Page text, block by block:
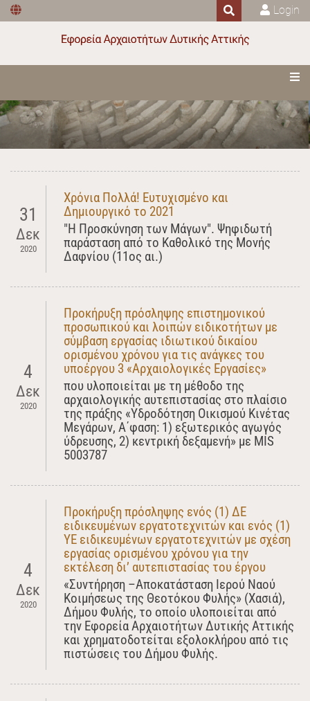
Login
31
Δεκ
2020
Χρόνια Πολλά! Ευτυχισμένο και
Δημιουργικό το 2021
"Η Προσκύνηση των Μάγων". Ψηφιδωτή
παράσταση από το Καθολικό της Μονής
Δαφνίου (11ος αι.)
4
Δεκ
2020
Προκήρυξη πρόσληψης επιστημονικού
προσωπικού και λοιπών ειδικοτήτων με
σύμβαση εργασίας ιδιωτικού δικαίου
ορισμένου χρόνου για τις ανάγκες του
υποέργου 3 «Αρχαιολογικές Εργασίες»
που υλοποιείται με τη μέθοδο της
αρχαιολογικής αυτεπιστασίας στο πλαίσιο
της πράξης «Υδροδότηση Οικισμού Κινέτας
Μεγάρων, Α΄φαση: 1) εξωτερικός αγωγός
ύδρευσης, 2) κεντρική δεξαμενή» με MIS
5003787
4
Δεκ
2020
Προκήρυξη πρόσληψης ενός (1) ΔΕ
ειδικευμένων εργατοτεχνιτών και ενός (1)
ΥΕ ειδικευμένων εργατοτεχνιτών με σχέση
εργασίας ορισμένου χρόνου για την
εκτέλεση δι’ αυτεπιστασίας του έργου
«Συντήρηση –Αποκατάσταση Ιερού Ναού
Κοιμήσεως της Θεοτόκου Φυλής» (Χασιά),
Δήμου Φυλής, το οποίο υλοποιείται από
την Εφορεία Αρχαιοτήτων Δυτικής Αττικής
και χρηματοδοτείται εξολοκλήρου από τις
πιστώσεις του Δήμου Φυλής.